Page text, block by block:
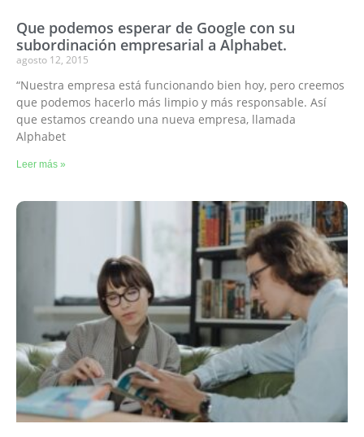
Que podemos esperar de Google con su
subordinación empresarial a Alphabet.
agosto 12, 2015
“Nuestra empresa está funcionando bien hoy, pero creemos
que podemos hacerlo más limpio y más responsable. Así
que estamos creando una nueva empresa, llamada
Alphabet
Leer más »